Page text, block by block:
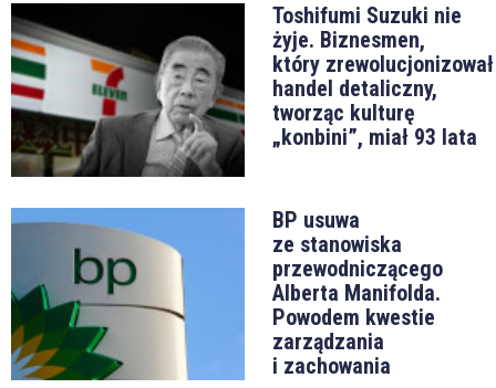
Toshifumi Suzuki nie
żyje. Biznesmen,
który zrewolucjonizował
handel detaliczny,
tworząc kulturę
„konbini”, miał 93 lata
BP usuwa
ze stanowiska
przewodniczącego
Alberta Manifolda.
Powodem kwestie
zarządzania
i zachowania